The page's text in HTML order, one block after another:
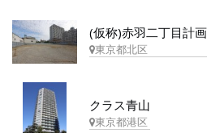
(仮称)赤羽二丁目計画
東京都北区
クラス青山
東京都港区